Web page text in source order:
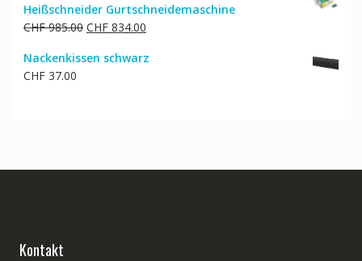
Heißschneider Gurtschneidemaschine
CHF985.00 Ursprünglicher
war:
CHF834.00Aktueller
ist:
Nackenkissen schwarz
CHF37.00
Kontakt